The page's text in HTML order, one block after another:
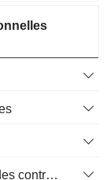
Charges d'intérêts imputées au titre des contrats de location